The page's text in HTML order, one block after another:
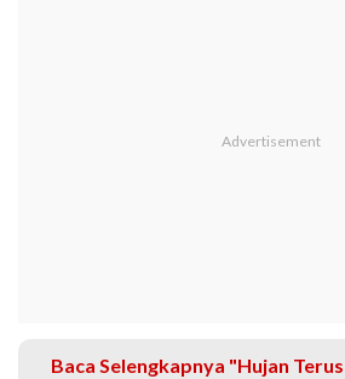
Baca Selengkapnya "Hujan